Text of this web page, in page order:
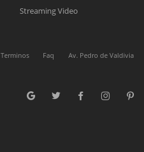
Streaming Video
Terminos Faq
Av. Pedro de Valdivia